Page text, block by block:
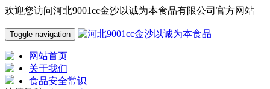
欢迎您访问河北9001cc金沙以诚为本食品有限公司官方网站
Toggle navigation
网站首页
关于我们
食品安全常识